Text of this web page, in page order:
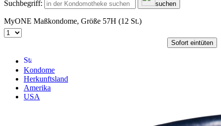
Suchbegriff: suchen
MyONE Maßkondome, Größe 57H (12 St.)
Sofort eintüten
Kondome
Herkunftsland
Amerika
USA